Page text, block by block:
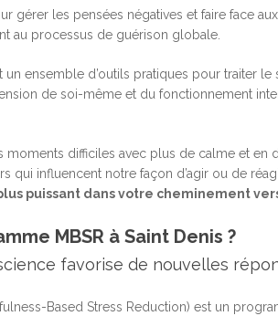
gérer les pensées négatives et faire face
au processus de guérison globale.
ensemble d’outils pratiques pour traiter
de soi-même et du fonctionnement
moments difficiles avec plus de calme et en
influencent notre façon d’agir ou de
puissant dans votre cheminement
MBSR à Saint Denis ?
favorise de nouvelles
Based Stress Reduction) est un